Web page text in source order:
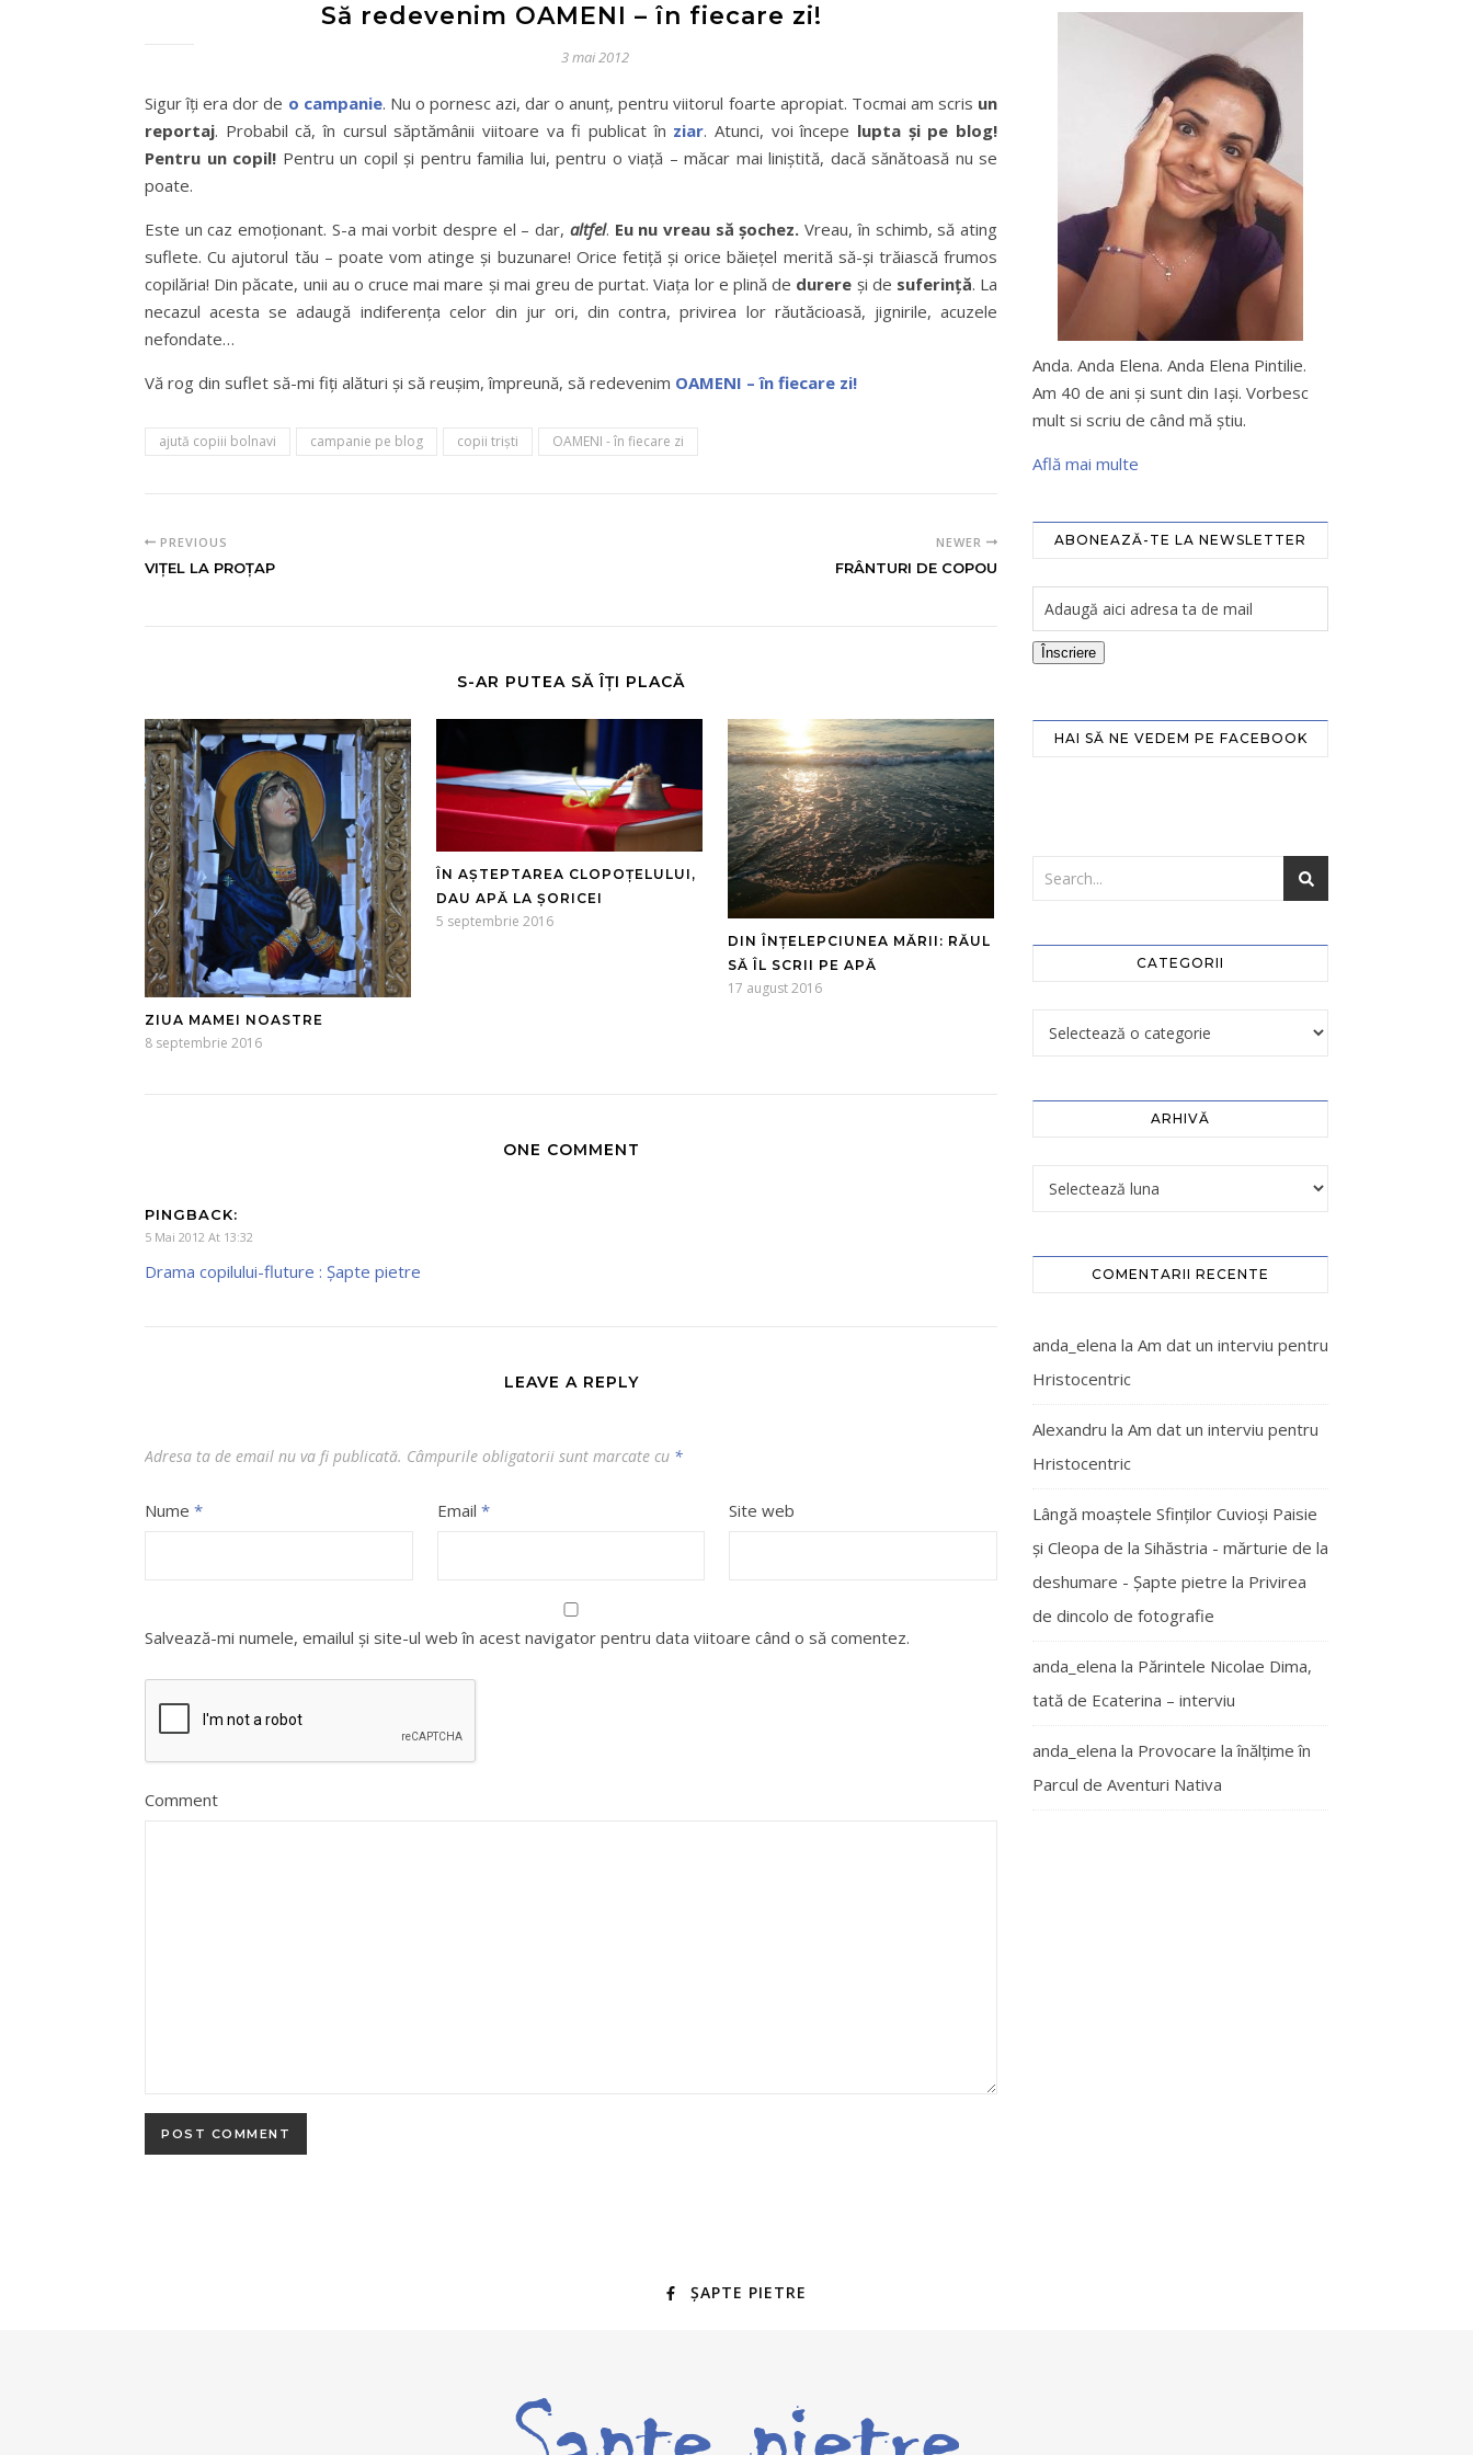
Să redevenim OAMENI – în fiecare zi!
3 mai 2012
Sigur îţi era dor de o campanie. Nu o pornesc azi, dar o anunţ, pentru viitorul foarte apropiat. Tocmai am scris un
reportaj. Probabil că, în cursul săptămânii viitoare va fi publicat în ziar. Atunci, voi începe lupta şi pe blog!
Pentru un copil! Pentru un copil şi pentru familia lui, pentru o viaţă – măcar mai liniştită, dacă sănătoasă nu se
poate.
Este un caz emoţionant. S-a mai vorbit despre el – dar, altfel. Eu nu vreau să şochez. Vreau, în schimb, să ating
suflete. Cu ajutorul tău – poate vom atinge şi buzunare! Orice fetiţă şi orice băieţel merită să-şi trăiască frumos
copilăria! Din păcate, unii au o cruce mai mare şi mai greu de purtat. Viaţa lor e plină de durere şi de suferinţă. La
necazul acesta se adaugă indiferenţa celor din jur ori, din contra, privirea lor răutăcioasă, jignirile, acuzele
nefondate…
Vă rog din suflet să-mi fiţi alături şi să reuşim, împreună, să redevenim OAMENI – în fiecare zi!
ajută copiii bolnavi campanie pe blog copii trişti OAMENI - în fiecare zi
PREVIOUS
VIȚEL LA PROȚAP
NEWER
FRÂNTURI DE COPOU
S-AR PUTEA SĂ ÎȚI PLACĂ
ZIUA MAMEI NOASTRE
8 septembrie 2016
ÎN AȘTEPTAREA CLOPOȚELULUI,
DAU APĂ LA ȘORICEI
5 septembrie 2016
DIN ÎNȚELEPCIUNEA MĂRII: RĂUL
SĂ ÎL SCRII PE APĂ
17 august 2016
ONE COMMENT
PINGBACK:
5 Mai 2012 At 13:32
Drama copilului-fluture : Şapte pietre
LEAVE A REPLY
Adresa ta de email nu va fi publicată. Câmpurile obligatorii sunt marcate cu *
Nume * Email * Site web
Salvează-mi numele, emailul și site-ul web în acest navigator pentru data viitoare când o să comentez.
Comment
Anda. Anda Elena. Anda Elena Pintilie.
Am 40 de ani şi sunt din Iaşi. Vorbesc
mult si scriu de când mă ştiu.
Află mai multe
ABONEAZĂ-TE LA NEWSLETTER
Înscriere
HAI SĂ NE VEDEM PE FACEBOOK
CATEGORII
ARHIVĂ
COMENTARII RECENTE
anda_elena la Am dat un interviu pentru
Hristocentric
Alexandru la Am dat un interviu pentru
Hristocentric
Lângă moaștele Sfinților Cuvioși Paisie
și Cleopa de la Sihăstria - mărturie de la
deshumare - Şapte pietre la Privirea
de dincolo de fotografie
anda_elena la Părintele Nicolae Dima,
tată de Ecaterina – interviu
anda_elena la Provocare la înălțime în
Parcul de Aventuri Nativa
ȘAPTE PIETRE